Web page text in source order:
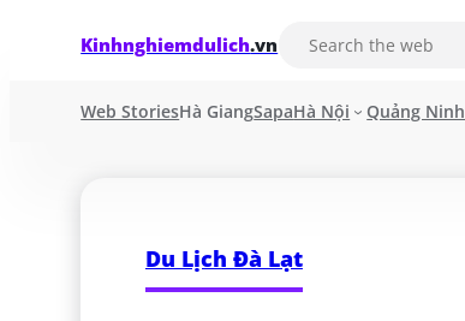
Kinhnghiemdulich.vn
Web StoriesHà GiangSapaHà Nội Quảng Ninh
Du Lịch Đà Lạt